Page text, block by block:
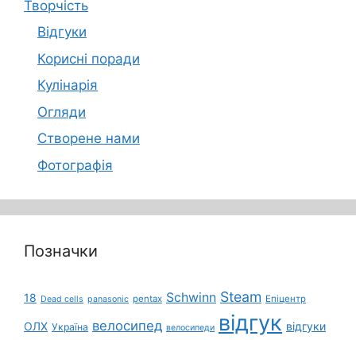
Творчість
Відгуки
Корисні поради
Кулінарія
Огляди
Створене нами
Фотографія
Позначки
18 Dead cells panasonic pentax Schwinn Steam Епіцентр
ОЛХ Україна велосипед велосипеди відгук відгуки